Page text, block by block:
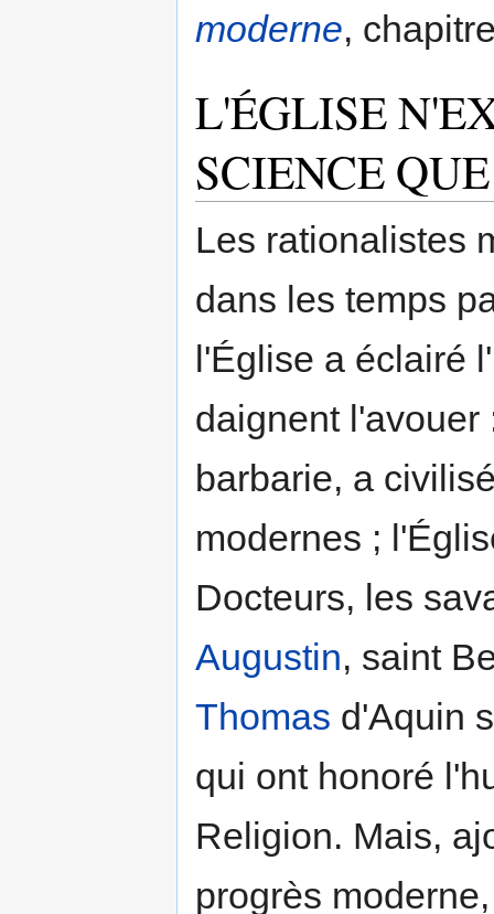
moderne,
L'ÉGLISE
SCIENCE
Les rationalistes
dans les temps
l'Église a éclairé
daignent l'avouer
barbarie, a
modernes ;
Docteurs, les
Augustin, saint
Thomas d'Aquin
qui ont honoré
Religion. Mais,
progrès